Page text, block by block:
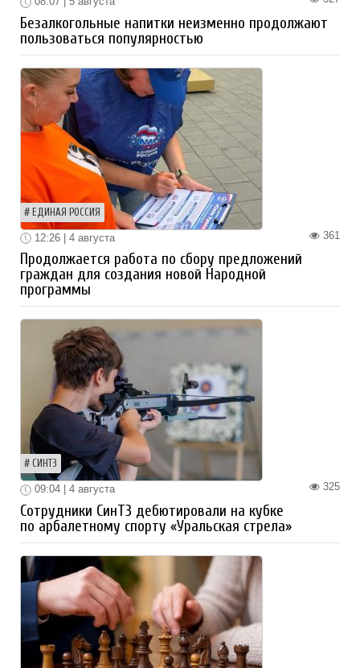
Безалкогольные напитки неизменно продолжают
пользоваться популярностью
ЕДИНАЯ РОССИЯ
361
12:26 | 4 августа
Продолжается работа по сбору предложений
граждан для создания новой Народной
программы
СИНТЗ
325
09:04 | 4 августа
Сотрудники СинТЗ дебютировали на кубке
по арбалетному спорту «Уральская стрела»